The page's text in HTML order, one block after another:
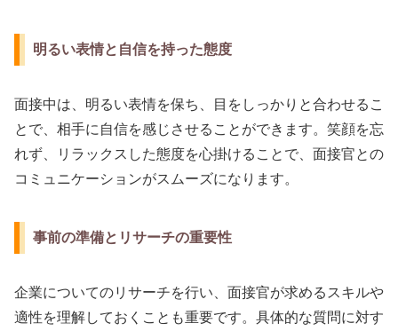
明るい表情と自信を持った態度
面接中は、明るい表情を保ち、目をしっかりと合わせるこ
とで、相手に自信を感じさせることができます。笑顔を忘
れず、リラックスした態度を心掛けることで、面接官との
コミュニケーションがスムーズになります。
事前の準備とリサーチの重要性
企業についてのリサーチを行い、面接官が求めるスキルや
適性を理解しておくことも重要です。具体的な質問に対す